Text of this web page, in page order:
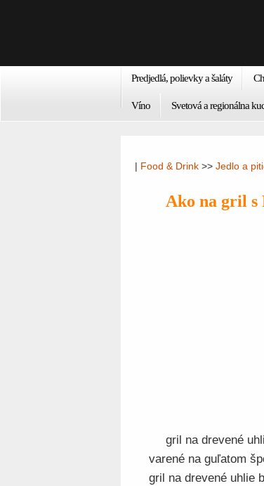
Predjedlá, polievky a šaláty
Víno Svetová a regionálna
| Food & Drink >> Jedlo a
Ako na gril s
gril na drevené
varené na guľatom
gril na drevené uhlie